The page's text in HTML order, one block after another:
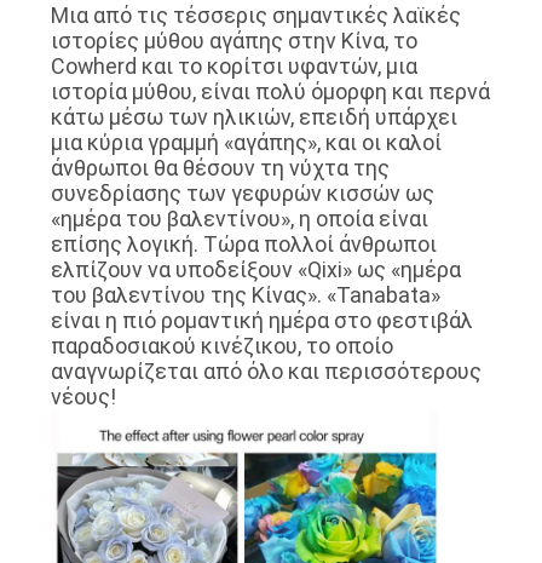
ΝΈΑ
ΌΛΕΣ
ΠΕΡΙΠΤΏΣΕΙΣ
SITEMAP
ΠΟΛΙΤΙΚΉ
ΑΠΟΡΡΉΤΟΥ
Μια από τις τέσσερις σημαντικές λαϊκές
ιστορίες μύθου αγάπης στην Κίνα, το
Cowherd και το κορίτσι υφαντών, μια
ιστορία μύθου, είναι πολύ όμορφη και περνά
κάτω μέσω των ηλικιών, επειδή υπάρχει
μια κύρια γραμμή «αγάπης», και οι καλοί
άνθρωποι θα θέσουν τη νύχτα της
συνεδρίασης των γεφυρών κισσών ως
«ημέρα του βαλεντίνου», η οποία είναι
επίσης λογική. Τώρα πολλοί άνθρωποι
ελπίζουν να υποδείξουν «Qixi» ως «ημέρα
του βαλεντίνου της Κίνας». «Tanabata»
είναι η πιό ρομαντική ημέρα στο φεστιβάλ
παραδοσιακού κινέζικου, το οποίο
αναγνωρίζεται από όλο και περισσότερους
νέους!